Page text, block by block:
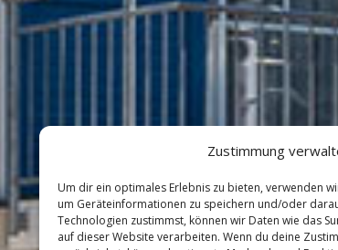
Zustimmung
Um dir ein optimales Erlebnis zu bieten, verwenden
um Geräteinformationen zu speichern und/oder
Technologien zustimmst, können wir Daten wie das
auf dieser Website verarbeiten. Wenn du deine